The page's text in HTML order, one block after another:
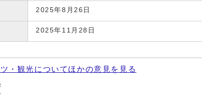
2025年8月26日
2025年11月28日
・観光についてほかの意見を見る